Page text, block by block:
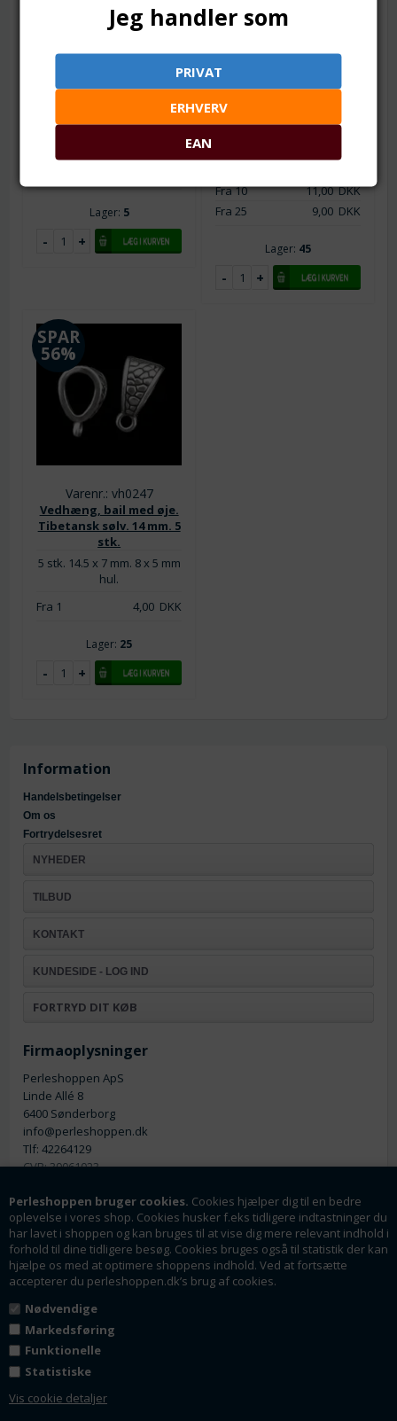
Perleshoppen bruger cookies. Cookies hjælper dig til en bedre
oplevelse i vores shop. Cookies husker f.eks tidligere indtastninger du
har lavet i shoppen og kan bruges til at vise dig mere relevant indhold i
forhold til dine tidligere besøg. Cookies bruges også til statistik der kan
hjælpe os med at optimere shoppens indhold. Ved at fortsætte
accepterer du perleshoppen.dk’s brug af cookies.
Nødvendige
Markedsføring
Funktionelle
Statistiske
Vis cookie detaljer
Varenr.: spc0527
Spacer - led. Runer.
sæt = 24 stk.
Fra 2
Lager: 5
Vedhæng bail med øje.
Tibetansk sølv. 12 mm.
10 stk.
12 x 7 mm. Hul: ca. 5 mm. 10
stk.
Fra 10
11,00DKK
Fra 25
9,00DKK
Lager: 45
SPAR
56%
Varenr.: vh0247
Vedhæng, bail med øje.
Tibetansk sølv. 14 mm. 5
stk.
5 stk. 14.5 x 7 mm. 8 x 5 mm
hul.
Fra 1
4,00DKK
Lager: 25
Information
Handelsbetingelser
Om os
Fortrydelsesret
NYHEDER
TILBUD
KONTAKT
KUNDESIDE - LOG IND
FORTRYD DIT KØB
Firmaoplysninger
Perleshoppen ApS
Linde Allé 8
6400 Sønderborg
info@perleshoppen.dk
Tlf: 42264129
CVR: 39061023
Nyhedsmail
Jeg handler som
PRIVAT
ERHVERV
EAN